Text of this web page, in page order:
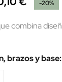
-20%
combina
brazos y base: